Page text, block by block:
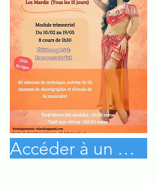
Accéder à un mini cours gratuit